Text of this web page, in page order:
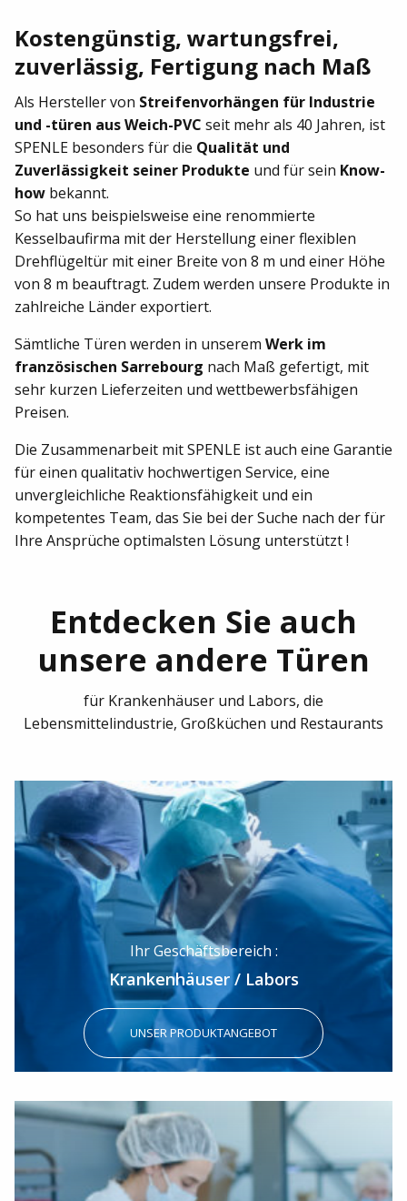
Kostengünstig, wartungsfrei,
zuverlässig, Fertigung nach Maß
Als Hersteller von Streifenvorhängen für Industrie
und -türen aus Weich-PVC seit mehr als 40 Jahren, ist
SPENLE besonders für die Qualität und
Zuverlässigkeit seiner Produkte und für sein Know-
how bekannt.
So hat uns beispielsweise eine renommierte
Kesselbaufirma mit der Herstellung einer flexiblen
Drehflügeltür mit einer Breite von 8 m und einer Höhe
von 8 m beauftragt. Zudem werden unsere Produkte in
zahlreiche Länder exportiert.
Sämtliche Türen werden in unserem Werk im
französischen Sarrebourg nach Maß gefertigt, mit
sehr kurzen Lieferzeiten und wettbewerbsfähigen
Preisen.
Die Zusammenarbeit mit SPENLE ist auch eine Garantie
für einen qualitativ hochwertigen Service, eine
unvergleichliche Reaktionsfähigkeit und ein
kompetentes Team, das Sie bei der Suche nach der für
Ihre Ansprüche optimalsten Lösung unterstützt !
Entdecken Sie auch
unsere andere Türen
für Krankenhäuser und Labors, die
Lebensmittelindustrie, Großküchen und Restaurants
Ihr Geschäftsbereich :
Krankenhäuser / Labors
UNSER PRODUKTANGEBOT